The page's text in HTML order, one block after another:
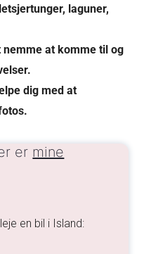
laguner,
at komme til og
dig med at
er mine
en bil i Island: